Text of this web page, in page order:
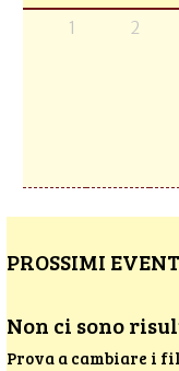
1 2
PROSSIMI
Non ci sono
Prova a cambiare i